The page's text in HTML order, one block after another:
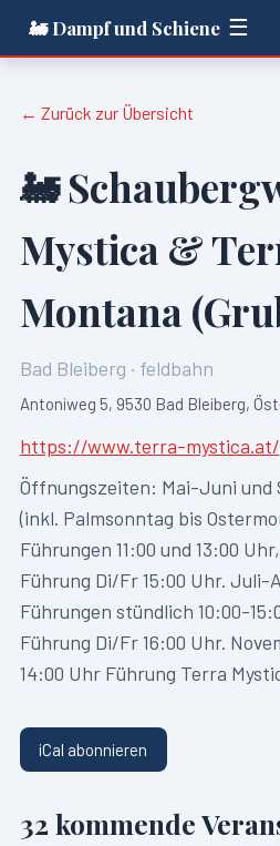
🚂 Dampf und Schiene ☰
← Zurück zur Übersicht
🚂
Mystica &
Montana
Bad Bleiberg · feldbahn
Antoniweg 5, 9530 Bad Bleiberg,
https://www.terra-mystica.at/
Öffnungszeiten: Mai-Juni und
(inkl. Palmsonntag bis
Führungen 11:00 und 13:00
Führung Di/Fr 15:00 Uhr. Juli-
Führungen stündlich 10:00-
Führung Di/Fr 16:00 Uhr.
14:00 Uhr Führung Terra
iCal abonnieren
32 kommende